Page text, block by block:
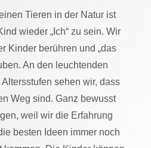
Tieren in der Natur ist
wieder „Ich“ zu sein. Wir
Kinder berühren und „das
An den leuchtenden
sehen wir, dass
Weg sind. Ganz bewusst
weil wir die Erfahrung
besten Ideen immer noch